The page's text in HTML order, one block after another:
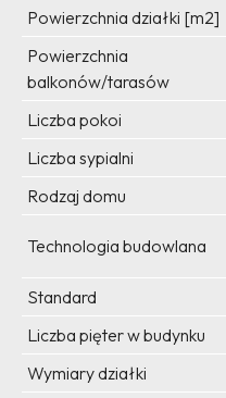
Powierzchnia działki [m2]
Powierzchnia
balkonów/tarasów
Liczba pokoi
Liczba sypialni
Rodzaj domu
Technologia budowlana
Standard
Liczba pięter w budynku
Wymiary działki